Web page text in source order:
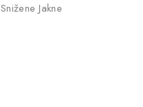
Snižene Jakne